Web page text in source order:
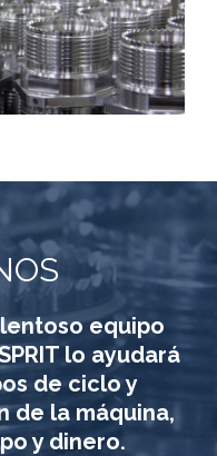
equipo
lo ayudará
de ciclo y
de la máquina,
y dinero.